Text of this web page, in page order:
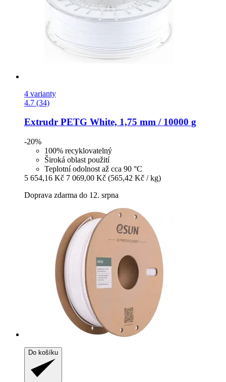
4 varianty
4.7 (34)
Extrudr PETG White, 1,75 mm / 10000 g
-20%
100% recyklovatelný
Široká oblast použití
Teplotní odolnost až cca 90 °C
5 654,16 Kč 7 069,00 Kč (565,42 Kč / kg)
Doprava zdarma do 12. srpna
Do košíku